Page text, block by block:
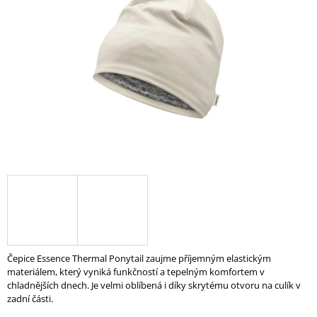
Čepice Essence Thermal Ponytail zaujme příjemným elastickým
materiálem, který vyniká funkčností a tepelným komfortem v
chladnějších dnech. Je velmi oblíbená i díky skrytému otvoru na culík v
zadní části.
P
O
R
U
Č